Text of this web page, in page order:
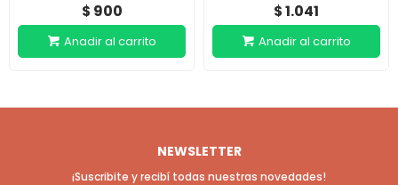
$ 900 $1.041
NEWSLETTER
¡Suscribite y recibí todas nuestras novedades!